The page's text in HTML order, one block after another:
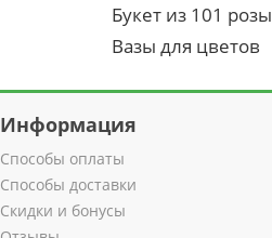
Букет из 101 розы
Вазы для цветов
Информация
Способы оплаты
Способы доставки
Скидки и бонусы